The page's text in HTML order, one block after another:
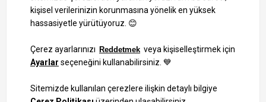
Bize Ulaşın
Bizi Takip Edin
Ayrıcalıklardan yararlanmak için uygulamamızı indirin.